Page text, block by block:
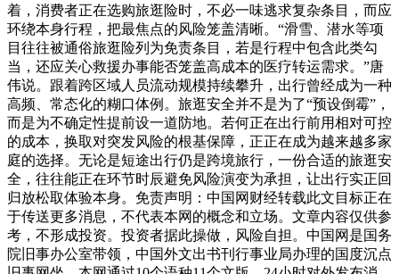
着，消费者正在选购旅逛险时，不必一味逃求复杂条目，而应
环绕本身行程，把最焦点的风险笼盖清晰。“滑雪、潜水等项
目往往被通俗旅逛险列为免责条目，若是行程中包含此类勾
当，还应关心救援办事能否笼盖高成本的医疗转运需求。”唐
伟说。跟着跨区域人员流动规模持续攀升，出行曾经成为一种
高频、常态化的糊口体例。旅逛安全并不是为了“预设倒霉”，
而是为不确定性提前设一道防地。若何正在出行前用相对可控
的成本，换取对突发风险的根基保障，正正在成为越来越多家
庭的选择。无论是短途出行仍是跨境旅行，一份合适的旅逛安
全，往往能正在环节时辰避免风险演变为承担，让出行实正回
归放松取体验本身。免责声明：中国网财经转载此文目标正在
于传送更多消息，不代表本网的概念和立场。文章内容仅供参
考，不形成投资。投资者据此操做，风险自担。中国网是国务
院旧事办公室带领，中国外文出书刊行事业局办理的国度沉点